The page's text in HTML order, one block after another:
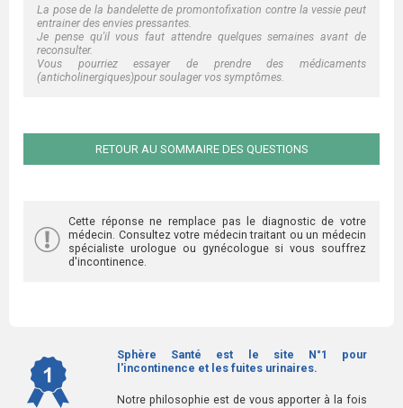
La pose de la bandelette de promontofixation contre la vessie peut
entrainer des envies pressantes.
Je pense qu'il vous faut attendre quelques semaines avant de
reconsulter.
Vous pourriez essayer de prendre des médicaments
(anticholinergiques)pour soulager vos symptômes.
RETOUR AU SOMMAIRE DES QUESTIONS
Cette réponse ne remplace pas le diagnostic de votre
médecin. Consultez votre médecin traitant ou un médecin
spécialiste urologue ou gynécologue si vous souffrez
d'incontinence.
Sphère Santé est le site N°1 pour
l'incontinence et les fuites urinaires.
Notre philosophie est de vous apporter à la fois